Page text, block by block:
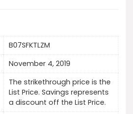
B07SFKTLZM
November 4, 2019
The strikethrough price is the
List Price. Savings represents
a discount off the List Price.